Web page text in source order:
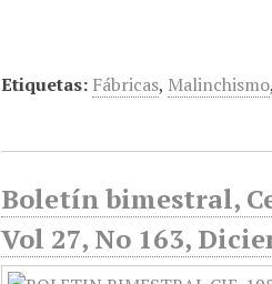
Etiquetas: Fábricas, Malinchismo,
Boletín bimestral,
Vol 27, No 163,